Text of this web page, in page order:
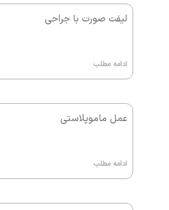
لیفت صورت با جراحی
ادامه مطلب
عمل ماموپلاستی
ادامه مطلب